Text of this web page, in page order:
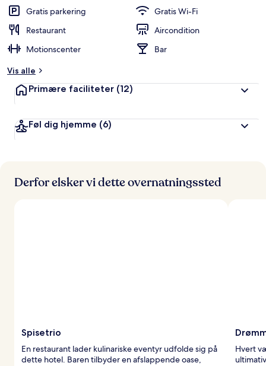
Gratis parkering
Gratis Wi-Fi
Restaurant
Aircondition
Motionscenter
Bar
Vis alle
Primære faciliteter (12)
Føl dig hjemme (6)
Derfor elsker vi dette overnatningssted
Spisetrio
En restaurant lader kulinariske eventyr udfolde sig på
dette hotel. Baren tilbyder en afslappende oase,
Hvert